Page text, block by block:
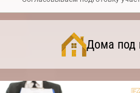
Дома под